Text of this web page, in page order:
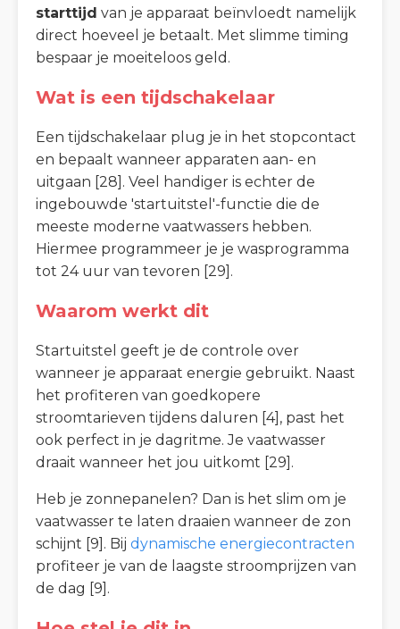
starttijd van je apparaat beïnvloedt namelijk
direct hoeveel je betaalt. Met slimme timing
bespaar je moeiteloos geld.
Wat is een tijdschakelaar
Een tijdschakelaar plug je in het stopcontact
en bepaalt wanneer apparaten aan- en
uitgaan [28]. Veel handiger is echter de
ingebouwde 'startuitstel'-functie die de
meeste moderne vaatwassers hebben.
Hiermee programmeer je je wasprogramma
tot 24 uur van tevoren [29].
Waarom werkt dit
Startuitstel geeft je de controle over
wanneer je apparaat energie gebruikt. Naast
het profiteren van goedkopere
stroomtarieven tijdens daluren [4], past het
ook perfect in je dagritme. Je vaatwasser
draait wanneer het jou uitkomt [29].
Heb je zonnepanelen? Dan is het slim om je
vaatwasser te laten draaien wanneer de zon
schijnt [9]. Bij dynamische energiecontracten
profiteer je van de laagste stroomprijzen van
de dag [9].